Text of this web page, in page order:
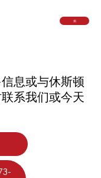
捐
息或与休斯顿
系我们或今天